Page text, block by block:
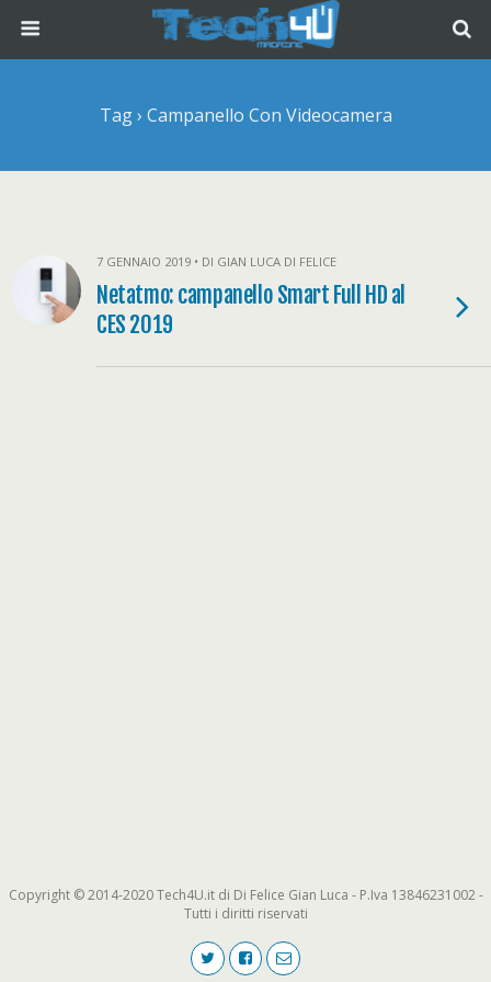
Tag › Campanello Con Videocamera
7 GENNAIO 2019 • DI GIAN LUCA DI FELICE
Netatmo: campanello Smart Full HD al
CES 2019
Copyright © 2014-2020 Tech4U.it di Di Felice Gian Luca - P.Iva 13846231002 -
Tutti i diritti riservati